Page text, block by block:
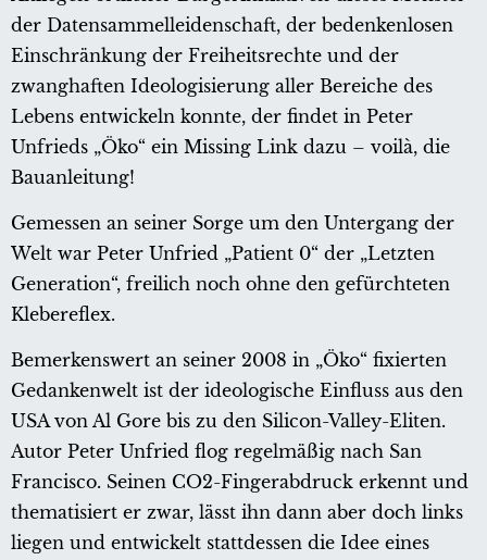
der Datensammelleidenschaft, der bedenkenlosen
Einschränkung der Freiheitsrechte und der
zwanghaften Ideologisierung aller Bereiche des
Lebens entwickeln konnte, der findet in Peter
Unfrieds „Öko“ ein Missing Link dazu – voilà, die
Bauanleitung!
Gemessen an seiner Sorge um den Untergang der
Welt war Peter Unfried „Patient 0“ der „Letzten
Generation“, freilich noch ohne den gefürchteten
Klebereflex.
Bemerkenswert an seiner 2008 in „Öko“ fixierten
Gedankenwelt ist der ideologische Einfluss aus den
USA von Al Gore bis zu den Silicon-Valley-Eliten.
Autor Peter Unfried flog regelmäßig nach San
Francisco. Seinen CO2-Fingerabdruck erkennt und
thematisiert er zwar, lässt ihn dann aber doch links
liegen und entwickelt stattdessen die Idee eines